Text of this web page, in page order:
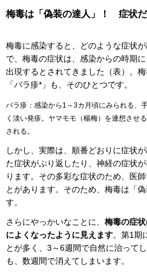
梅毒は「偽装の達人」！ 症状だ
梅毒に感染すると、どのような症状
で、梅毒の症状は、感染からの時期
出現するとされてきました（表）。
「バラ疹*」も、そのひとつです。
バラ疹：感染から1～3カ月頃にみられる、
く淡い発疹。ヤマモモ（楊梅）を連想させ
される。
しかし、実際は、順番どおりに症状
た症状がぶり返したり、神経の症状
ります。その多彩な症状のため、医
とがあります。そのため、梅毒は「
す。
さらにやっかいなことに、 梅毒の症
によくなったように見えます。第1期
とが多く、3～6週間で自然に治って
も、数週間で消えてしまいます。